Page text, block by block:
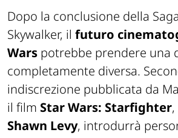
Dopo la conclusione della
Skywalker, il futuro
Wars potrebbe prendere una
completamente diversa.
indiscrezione pubblicata da
il film Star Wars: Starfighter,
Shawn Levy, introdurrà